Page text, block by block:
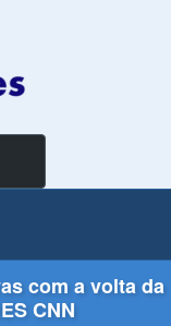
com a volta da
CNN